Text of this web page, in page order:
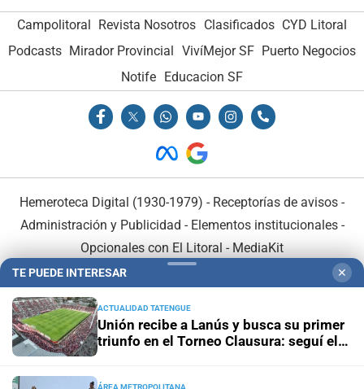
Campolitoral Revista Nosotros Clasificados CYD Litoral
Podcasts Mirador Provincial VivíMejor SF Puerto Negocios
Notife
Educacion SF
Hemeroteca Digital (1930-1979) - Receptorías de avisos -
Administración y Publicidad - Elementos institucionales-
Opcionales con El Litoral - MediaKit
TE PUEDE INTERESAR ✕
ACTUALIDAD TATENGUE
Unión recibe a Lanús y busca su primer
triunfo en el Torneo Clausura: seguí el
ÁREA METROPOLITANA